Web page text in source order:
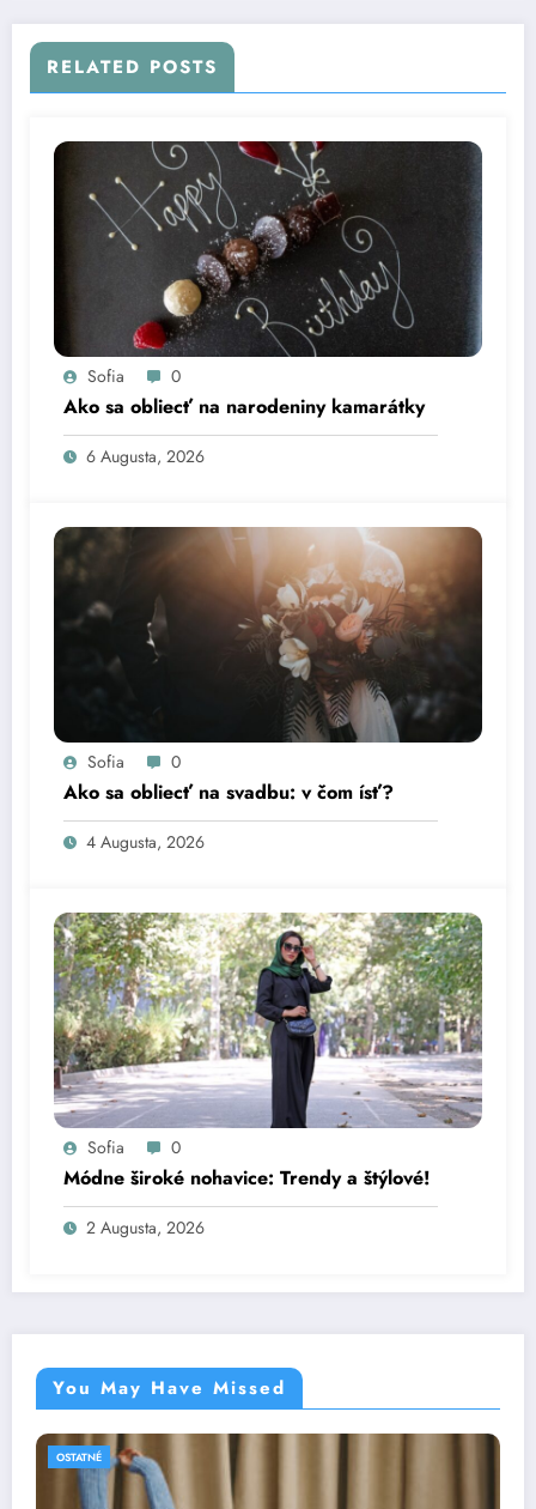
RELATED POSTS
Sofia 0
Ako sa obliecť na narodeniny kamarátky
6 Augusta, 2026
Sofia 0
Ako sa obliecť na svadbu: v čom ísť?
4 Augusta, 2026
Sofia 0
Módne široké nohavice: Trendy a štýlové!
2 Augusta, 2026
You May Have Missed
OSTATNÉ